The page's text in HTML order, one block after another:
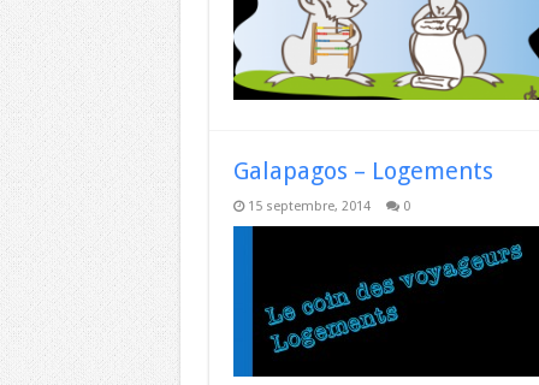
Galapagos – Logements
15 septembre, 2014 0